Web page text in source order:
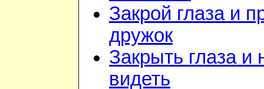
Закрой глаза и
дружок
Закрыть глаза и
видеть